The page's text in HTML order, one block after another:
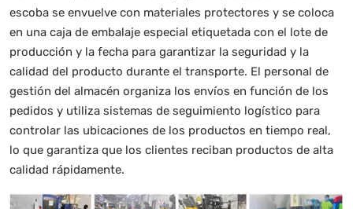
escoba se envuelve con materiales protectores y se coloca
en una caja de embalaje especial etiquetada con el lote de
producción y la fecha para garantizar la seguridad y la
calidad del producto durante el transporte. El personal de
gestión del almacén organiza los envíos en función de los
pedidos y utiliza sistemas de seguimiento logístico para
controlar las ubicaciones de los productos en tiempo real,
lo que garantiza que los clientes reciban productos de alta
calidad rápidamente.